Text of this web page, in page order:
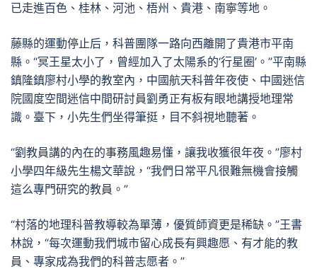
已走進百色、桂林、河池、梧州、貴港、南寧等地。
藤縣的運動停止后，科普團隊一路向西離開了貴港市平南
縣。“冥王星太小了，曾經加入了太陽系的‘行星圈’。”平南縣
鎮隆鎮廖村小學的教室內，中國航天科普年夜使、中國迷信
院國度空間迷信中間研討員劉勇正有板有眼地講授地理常
識。臺下，小先生們坐得筆挺，目不斜視地聽著。
“劉教員講的內在的事務風趣易懂，讓我收獲很年夜。”廖村
小學四年級先生楊文華說，“我們日常平凡很難無機會接觸
這么專門研究的教員。”
“村落的地理科普教導較為單薄，優質師資更是稀缺。”王書
林說，“每次運動我們城市留心成長有興趣愿、有才能的教
員、專家成為我們的科普志愿者。”